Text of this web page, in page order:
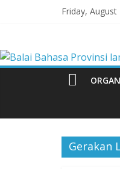
Friday, August
Gerakan